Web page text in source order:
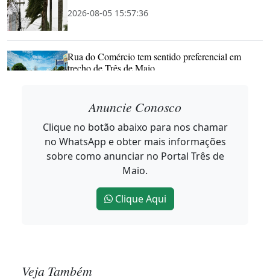
2026-08-05 15:57:36
Rua do Comércio tem sentido preferencial em
trecho de Três de Maio
Agosto Lilás ganha destaque em espaços públicos
de Três de Maio
2026-08-05 15:19:45
Noroeste Summit 2026 reúne inovação e negócios
Anuncie Conosco
Clique no botão abaixo para nos chamar
no WhatsApp e obter mais informações
sobre como anunciar no Portal Três de
Maio.
Clique Aqui
Veja Também